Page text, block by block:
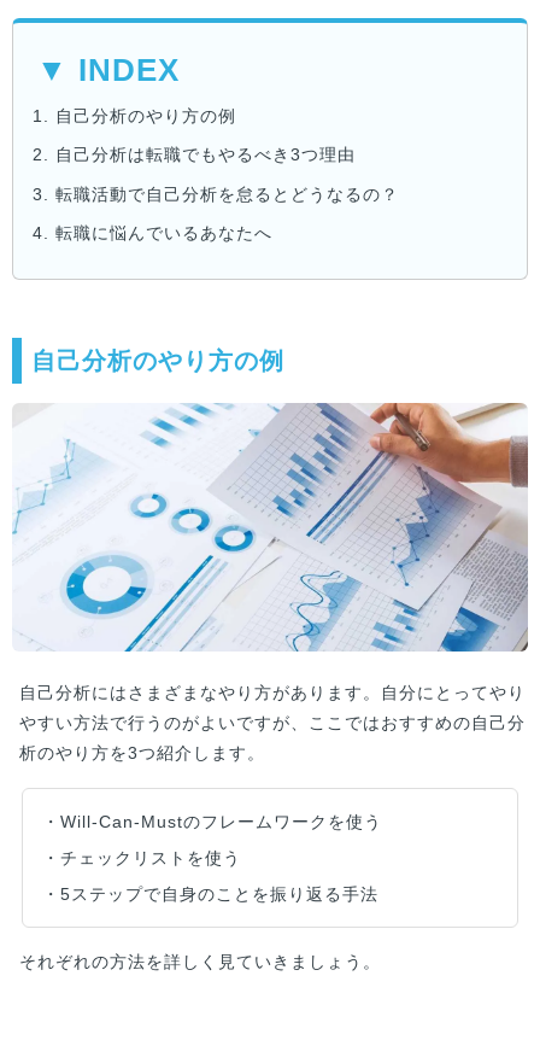
▼ INDEX
1. 自己分析のやり方の例
2. 自己分析は転職でもやるべき3つ理由
3. 転職活動で自己分析を怠るとどうなるの？
4. 転職に悩んでいるあなたへ
自己分析のやり方の例
自己分析にはさまざまなやり方があります。自分にとってやり
やすい方法で行うのがよいですが、ここではおすすめの自己分
析のやり方を3つ紹介します。
・Will-Can-Mustのフレームワークを使う
・チェックリストを使う
・5ステップで自身のことを振り返る手法
それぞれの方法を詳しく見ていきましょう。